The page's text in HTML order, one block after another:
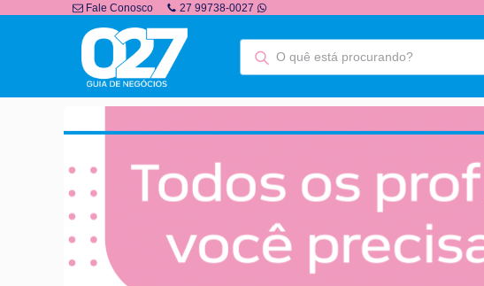
Fale Conosco 27 99738-0027